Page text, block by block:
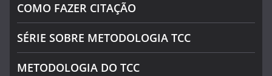
COMO FAZER CITAÇÃO
SÉRIE SOBRE METODOLOGIA TCC
METODOLOGIA DO TCC